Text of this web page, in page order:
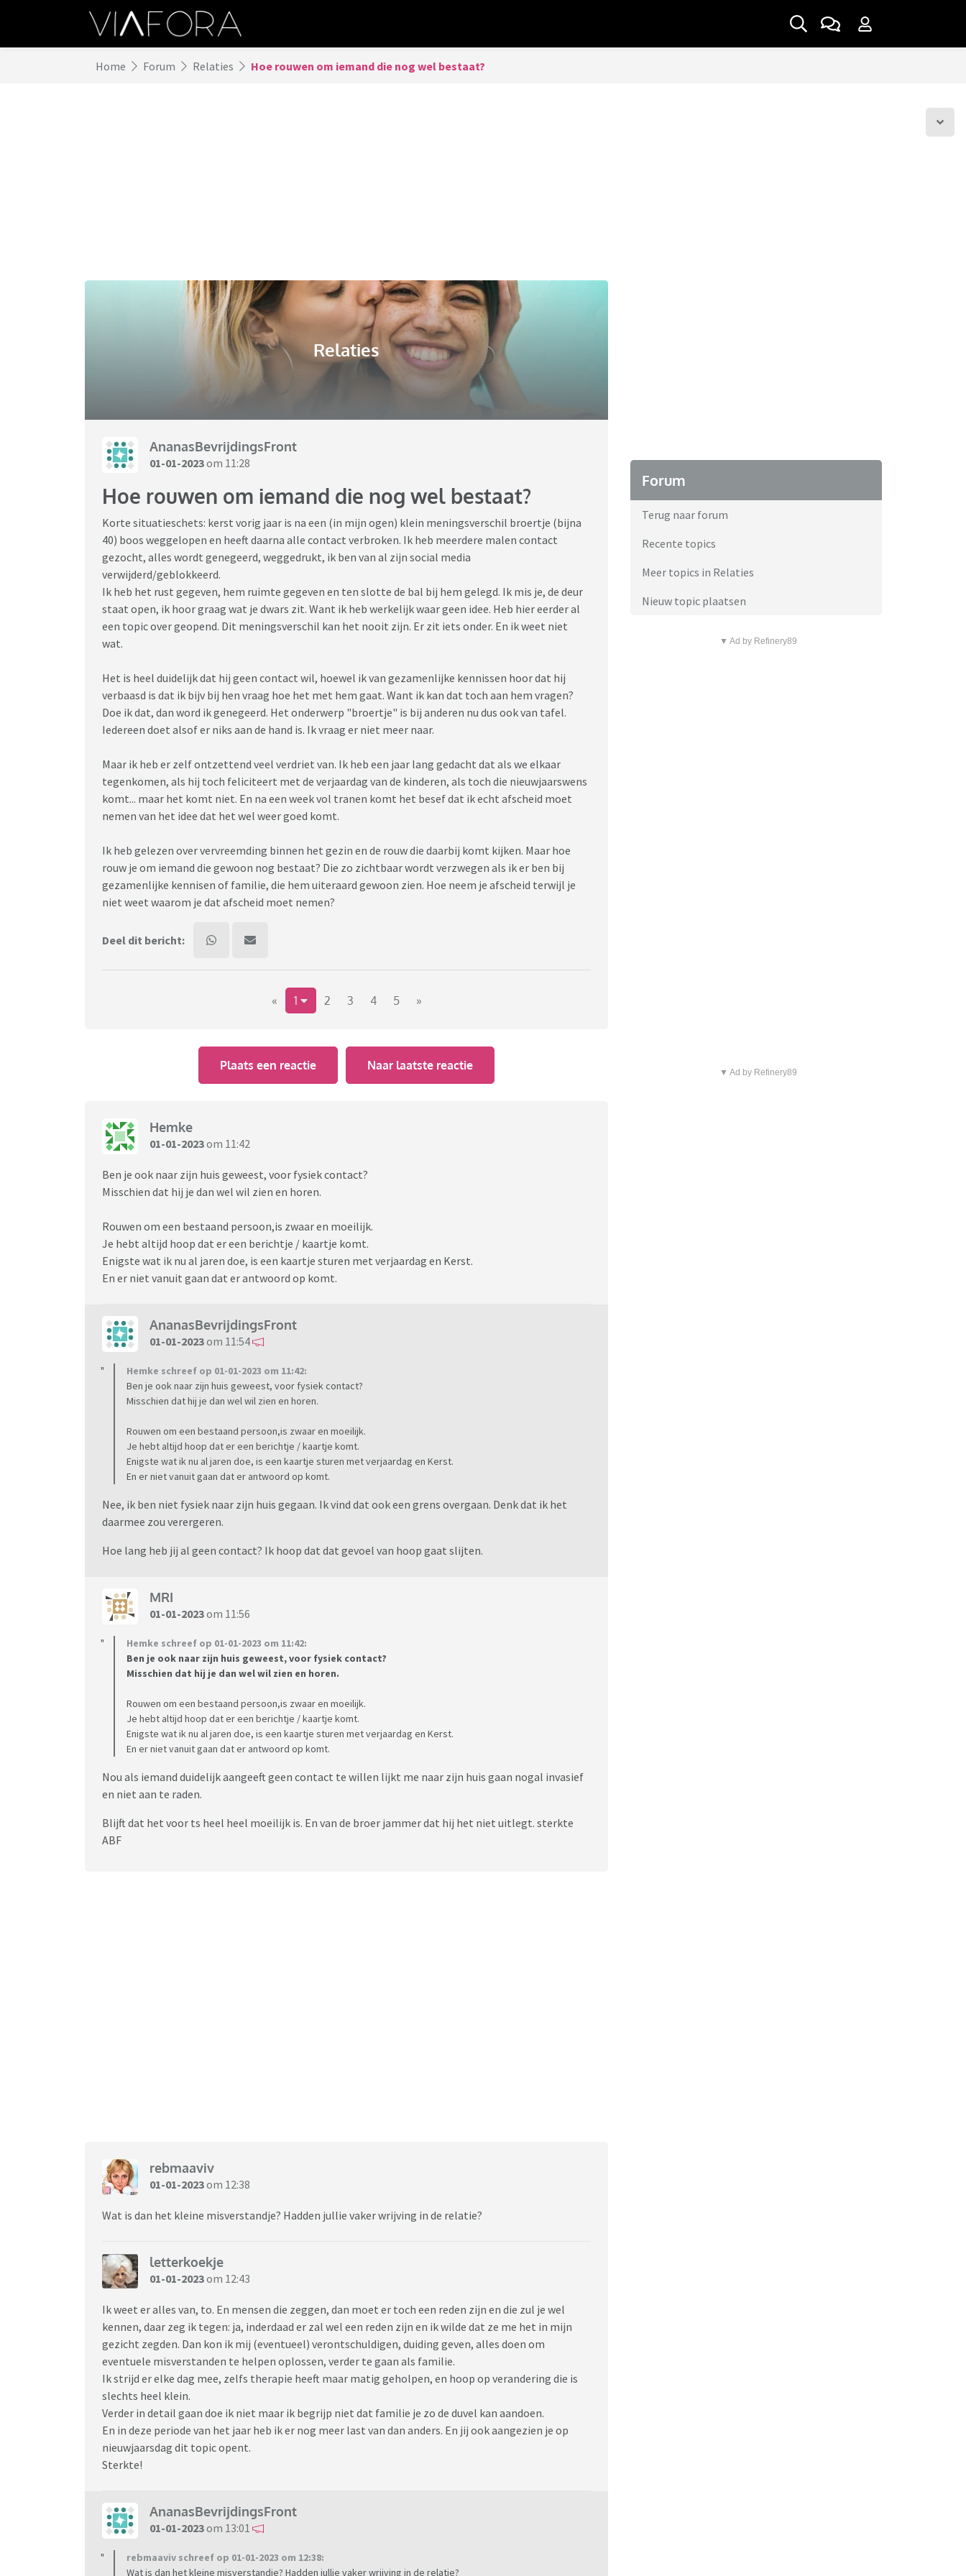
Home Forum Relaties Hoe rouwen om iemand die nog wel bestaat?
Relaties
AnanasBevrijdingsFront
01-01-2023om 11:28
Hoe rouwen om iemand die nog wel bestaat?
Korte situatieschets: kerst vorig jaar is na een (in mijn ogen) klein meningsverschil broertje (bijna
40) boos weggelopen en heeft daarna alle contact verbroken. Ik heb meerdere malen contact
gezocht, alles wordt genegeerd, weggedrukt, ik ben van al zijn social media
verwijderd/geblokkeerd.
Ik heb het rust gegeven, hem ruimte gegeven en ten slotte de bal bij hem gelegd. Ik mis je, de deur
staat open, ik hoor graag wat je dwars zit. Want ik heb werkelijk waar geen idee. Heb hier eerder al
een topic over geopend. Dit meningsverschil kan het nooit zijn. Er zit iets onder. En ik weet niet
wat.
Het is heel duidelijk dat hij geen contact wil, hoewel ik van gezamenlijke kennissen hoor dat hij
verbaasd is dat ik bijv bij hen vraag hoe het met hem gaat. Want ik kan dat toch aan hem vragen?
Doe ik dat, dan word ik genegeerd. Het onderwerp "broertje" is bij anderen nu dus ook van tafel.
Iedereen doet alsof er niks aan de hand is. Ik vraag er niet meer naar.
Maar ik heb er zelf ontzettend veel verdriet van. Ik heb een jaar lang gedacht dat als we elkaar
tegenkomen, als hij toch feliciteert met de verjaardag van de kinderen, als toch die nieuwjaarswens
komt... maar het komt niet. En na een week vol tranen komt het besef dat ik echt afscheid moet
nemen van het idee dat het wel weer goed komt.
Ik heb gelezen over vervreemding binnen het gezin en de rouw die daarbij komt kijken. Maar hoe
rouw je om iemand die gewoon nog bestaat? Die zo zichtbaar wordt verzwegen als ik er ben bij
gezamenlijke kennisen of familie, die hem uiteraard gewoon zien. Hoe neem je afscheid terwijl je
niet weet waarom je dat afscheid moet nemen?
Deel dit bericht:
« 1 2 3 4 5 »
Plaats een reactie Naar laatste reactie
Hemke
01-01-2023om 11:42
Ben je ook naar zijn huis geweest, voor fysiek contact?
Misschien dat hij je dan wel wil zien en horen.
Rouwen om een bestaand persoon,is zwaar en moeilijk.
Je hebt altijd hoop dat er een berichtje / kaartje komt.
Enigste wat ik nu al jaren doe, is een kaartje sturen met verjaardag en Kerst.
En er niet vanuit gaan dat er antwoord op komt.
AnanasBevrijdingsFront
01-01-2023om 11:54
Hemke schreef op 01-01-2023 om 11:42:
Ben je ook naar zijn huis geweest, voor fysiek contact?
Misschien dat hij je dan wel wil zien en horen.
Rouwen om een bestaand persoon,is zwaar en moeilijk.
Je hebt altijd hoop dat er een berichtje / kaartje komt.
Enigste wat ik nu al jaren doe, is een kaartje sturen met verjaardag en Kerst.
En er niet vanuit gaan dat er antwoord op komt.
Nee, ik ben niet fysiek naar zijn huis gegaan. Ik vind dat ook een grens overgaan. Denk dat ik het
daarmee zou verergeren.
Hoe lang heb jij al geen contact? Ik hoop dat dat gevoel van hoop gaat slijten.
MRI
01-01-2023om 11:56
Hemke schreef op 01-01-2023 om 11:42:
Ben je ook naar zijn huis geweest, voor fysiek contact?
Misschien dat hij je dan wel wil zien en horen.
Rouwen om een bestaand persoon,is zwaar en moeilijk.
Je hebt altijd hoop dat er een berichtje / kaartje komt.
Enigste wat ik nu al jaren doe, is een kaartje sturen met verjaardag en Kerst.
En er niet vanuit gaan dat er antwoord op komt.
Nou als iemand duidelijk aangeeft geen contact te willen lijkt me naar zijn huis gaan nogal invasief
en niet aan te raden.
Blijft dat het voor ts heel heel moeilijk is. En van de broer jammer dat hij het niet uitlegt. sterkte
ABF
rebmaaviv
01-01-2023om 12:38
Wat is dan het kleine misverstandje? Hadden jullie vaker wrijving in de relatie?
letterkoekje
01-01-2023om 12:43
Ik weet er alles van, to. En mensen die zeggen, dan moet er toch een reden zijn en die zul je wel
kennen, daar zeg ik tegen: ja, inderdaad er zal wel een reden zijn en ik wilde dat ze me het in mijn
gezicht zegden. Dan kon ik mij (eventueel) verontschuldigen, duiding geven, alles doen om
eventuele misverstanden te helpen oplossen, verder te gaan als familie.
Ik strijd er elke dag mee, zelfs therapie heeft maar matig geholpen, en hoop op verandering die is
slechts heel klein.
Verder in detail gaan doe ik niet maar ik begrijp niet dat familie je zo de duvel kan aandoen.
En in deze periode van het jaar heb ik er nog meer last van dan anders. En jij ook aangezien je op
nieuwjaarsdag dit topic opent.
Sterkte!
AnanasBevrijdingsFront
01-01-2023om 13:01
rebmaaviv schreef op 01-01-2023 om 12:38:
Wat is dan het kleine misverstandje? Hadden jullie vaker wrijving in de relatie?
Forum
Terug naar forum
Recente topics
Meer topics in Relaties
Nieuw topic plaatsen
▼ Ad by Refinery89
▼ Ad by Refinery89